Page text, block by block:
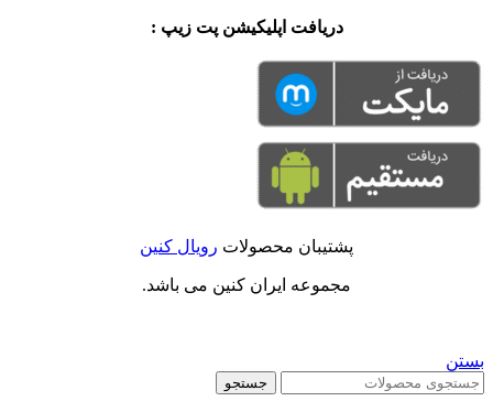
دریافت اپلیکیشن پت زیپ :
پشتیبان محصولات رویال کنین
مجموعه ایران کنین می باشد.
بستن
جستجو